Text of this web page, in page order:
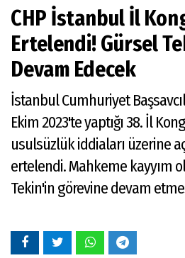
Günün
Haberleri
Biyografiler
CHP İstanbul İl
Ertelendi! Gürsel
Devam Edecek
İstanbul Cumhuriyet
Ekim 2023'te yaptığı 38. İl
usulsüzlük iddiaları üzerine
ertelendi. Mahkeme kayyım
Tekin'in görevine devam